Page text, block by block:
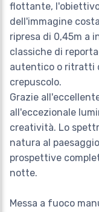
flottante,
dell'immagine
ripresa di 0,45m a
classiche di
autentico o ritratti
crepuscolo.
Grazie
all'eccezionale
creatività. Lo
natura al
prospettive
notte.
Messa a fuoco